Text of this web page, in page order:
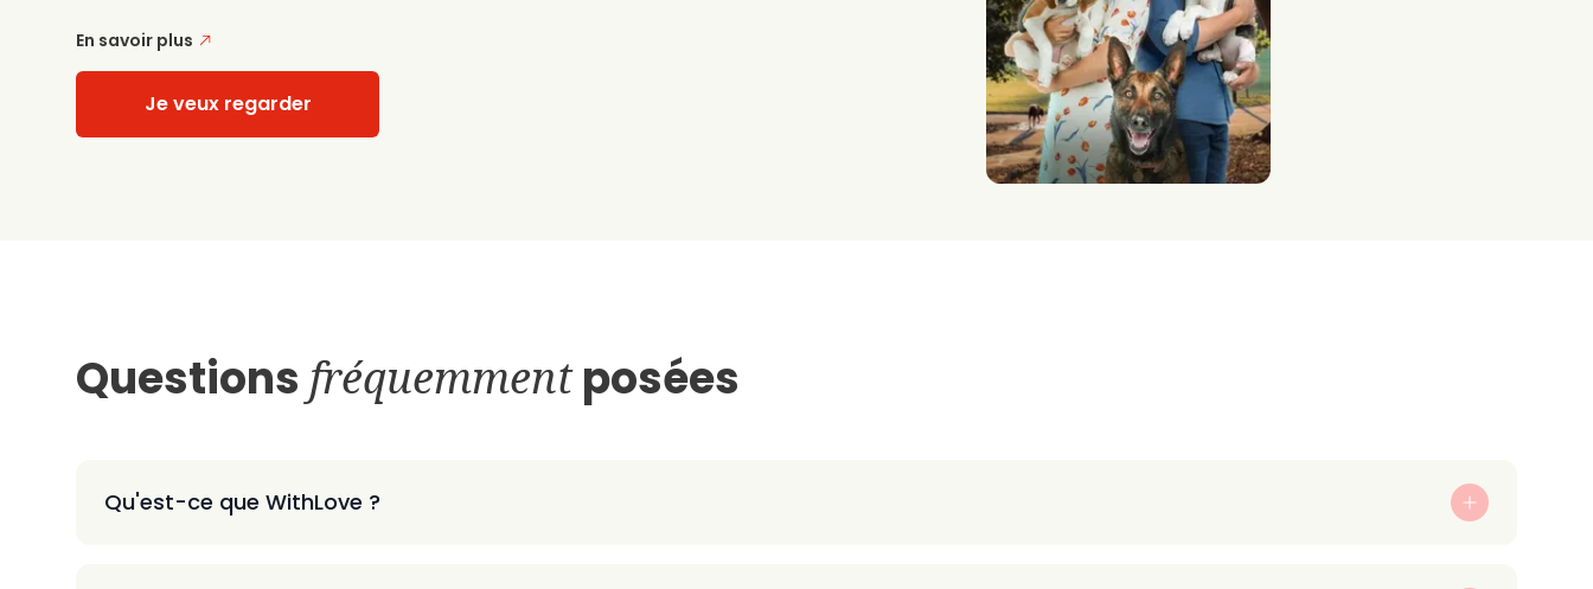
En savoir plus
Je veux regarder
Questions fréquemmentposées
Qu'est-ce que WithLove ?